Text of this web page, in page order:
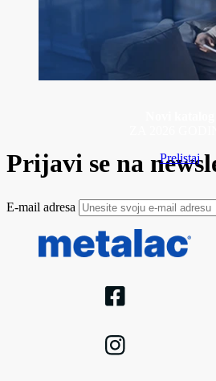
Prelistaj
Prijavi se na
E-mail adresa